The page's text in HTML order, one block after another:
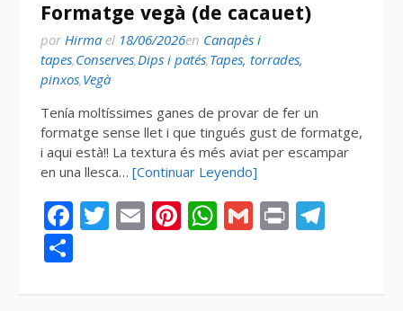
Formatge vegà (de cacauet)
por Hirma el 18/06/2026en Canapès i
tapes,Conserves,Dips i patés,Tapes, torrades,
pinxos,Vegà
Tenía moltíssimes ganes de provar de fer un
formatge sense llet i que tingués gust de formatge,
i aqui està!! La textura és més aviat per escampar
en una llesca… [Continuar Leyendo]
Facebook
Twitter
EmailPinterest
WhatsApp
Gmail
Print